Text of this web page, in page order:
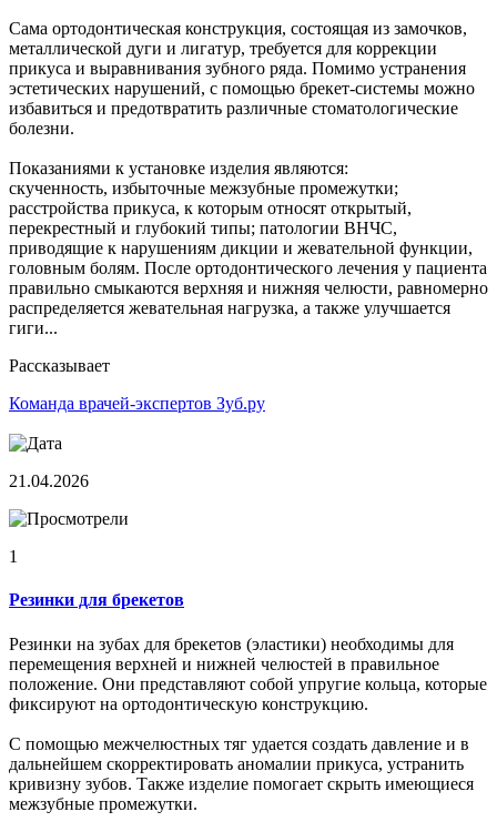
Сама ортодонтическая конструкция, состоящая из замочков,
металлической дуги и лигатур, требуется для коррекции
прикуса и выравнивания зубного ряда. Помимо устранения
эстетических нарушений, с помощью брекет-системы можно
избавиться и предотвратить различные стоматологические
болезни.
Показаниями к установке изделия являются:
скученность, избыточные межзубные промежутки;
расстройства прикуса, к которым относят открытый,
перекрестный и глубокий типы; патологии ВНЧС,
приводящие к нарушениям дикции и жевательной функции,
головным болям. После ортодонтического лечения у пациента
правильно смыкаются верхняя и нижняя челюсти, равномерно
распределяется жевательная нагрузка, а также улучшается
гиги...
Рассказывает
Команда врачей-экспертов Зуб.ру
21.04.2026
1
Резинки для брекетов
Резинки на зубах для брекетов (эластики) необходимы для
перемещения верхней и нижней челюстей в правильное
положение. Они представляют собой упругие кольца, которые
фиксируют на ортодонтическую конструкцию.
С помощью межчелюстных тяг удается создать давление и в
дальнейшем скорректировать аномалии прикуса, устранить
кривизну зубов. Также изделие помогает скрыть имеющиеся
межзубные промежутки.